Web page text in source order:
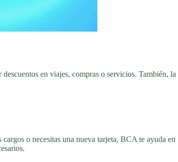
en viajes, compras o servicios. También, la
o necesitas una nueva tarjeta, BCA te ayuda en